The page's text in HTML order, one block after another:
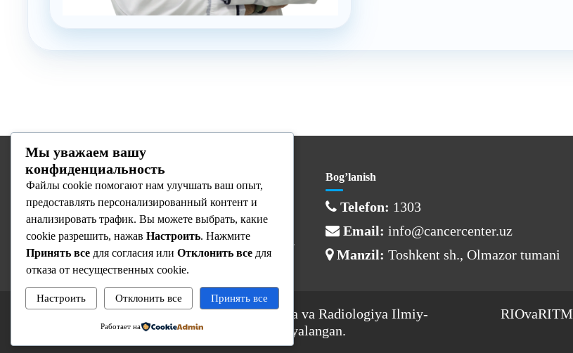
Biz haqimizda
Respublika Ixtisoslashtirilgan Onkologiya va
Radiologiya Ilmiy-Amaliy Tibbiyot Markazi —
O’zbekistondagi yetakchi onkologiya muassasasi.
Bog’lanish
Telefon: 1303
Email: info@cancercenter.uz
Manzil: Toshkent sh., Olmazor tumani
© 2025 Respublika Ixtisoslashtirilgan Onkologiya va Radiologiya Ilmiy-
Amaliy Tibbiyot Markazi. Barcha huquqlar himoyalangan.
RIOvaRITM
Мы уважаем вашу
конфиденциальность
Файлы cookie помогают нам улучшать ваш опыт,
предоставлять персонализированный контент и
анализировать трафик. Вы можете выбрать, какие
cookie разрешить, нажав Настроить. Нажмите
Принять все для согласия или Отклонить все для
отказа от несущественных cookie.
Настроить Отклонить все Принять все
Работает на